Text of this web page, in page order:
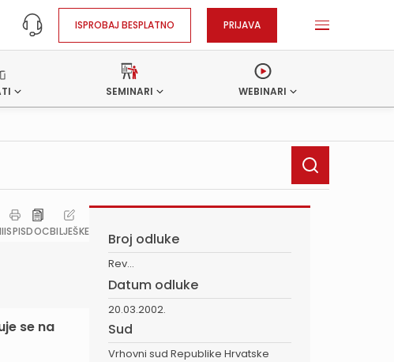
ISPROBAJ BESPLATNO PRIJAVA
SEMINARI WEBINARI
ISPISDOCBILJEŠKE
se na
Broj odluke
Rev...
Datum odluke
20.03.2002.
Sud
Vrhovni sud Republike Hrvatske